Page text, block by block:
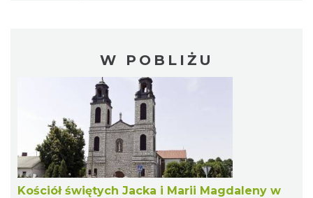
W POBLIŻU
Kościół świętych Jacka i Marii Magdaleny w